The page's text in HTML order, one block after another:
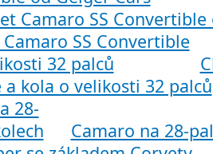
Camaro SS
kola o velikosti 32 palců
Camaro na 28-